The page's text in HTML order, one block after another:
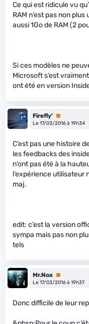
Ce qui est ridicule vu
RAM n’est pas non
aussi 1Go de RAM (2
Si ces modèles ne
Microsoft s’est
ont été en version
Firefly' Premium
Le 17/03/2016 à 19h34
C’est pas une histoire
les feedbacks des
n’ont pas été à la
l’expérience utilisateur
maj.
edit: c’est la version
sympa mais pas non
tels
Mr.Nox Premium
Le 17/03/2016 à 19h37
Donc difficile de leur